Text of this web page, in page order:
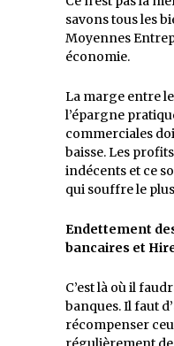
savons tous les
Moyennes
économie.
La marge entre
l’épargne
commerciales
baisse. Les
indécents et ce
qui souffre le
Endettement
bancaires et
C’est là où il
banques. Il faut
récompenser